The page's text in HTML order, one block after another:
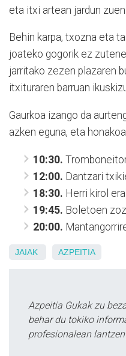
eta itxi artean jardun
Behin karpa, txozna eta
joateko gogorik ez
jarritako zezen plazaren
itxituraren barruan
Gaurkoa izango da
azken eguna, eta
10:30.
12:00. Dantzari
18:30. Herri kirol
19:45. Boletoen
20:00.
JAIAK AZPEITIA
Azpeitia Gukak zu
behar du tokiko
profesionalean